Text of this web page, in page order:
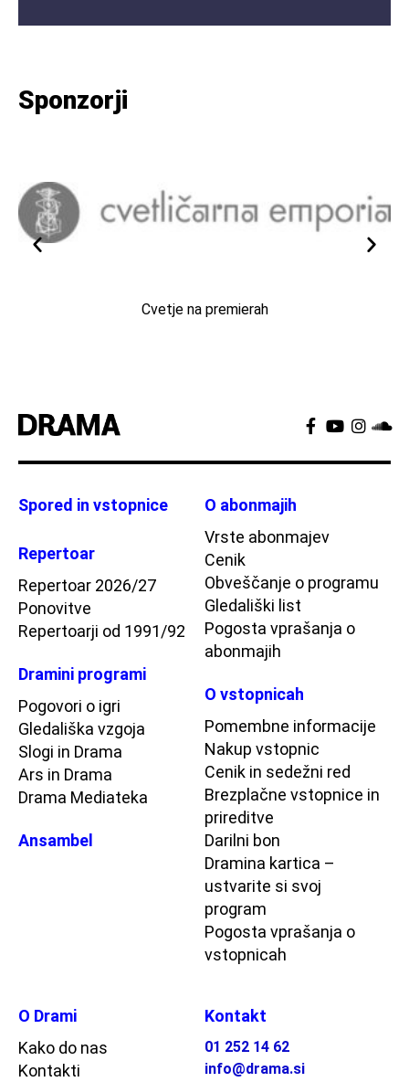
Sponzorji
Cvetje na premierah
Spored in vstopnice
Repertoar
Repertoar 2026/27
Ponovitve
Repertoarji od 1991/92
Dramini programi
Pogovori o igri
Gledališka vzgoja
Slogi in Drama
Ars in Drama
Drama Mediateka
Ansambel
O abonmajih
Vrste abonmajev
Cenik
Obveščanje o programu
Gledališki list
Pogosta vprašanja o
abonmajih
O vstopnicah
Pomembne informacije
Nakup vstopnic
Cenik in sedežni red
Brezplačne vstopnice in
prireditve
Darilni bon
Dramina kartica –
ustvarite si svoj
program
Pogosta vprašanja o
vstopnicah
O Drami
Kako do nas
Kontakti
Kontakt
01 252 14 62
info@drama.si